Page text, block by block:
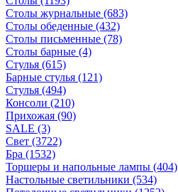
Столы журнальные (683)
Столы обеденные (432)
Столы письменные (78)
Столы барные (4)
Стулья (615)
Барные стулья (121)
Стулья (494)
Консоли (210)
Прихожая (90)
SALE (3)
Свет (3722)
Бра (1532)
Торшеры и напольные лампы (404)
Настольные светильники (534)